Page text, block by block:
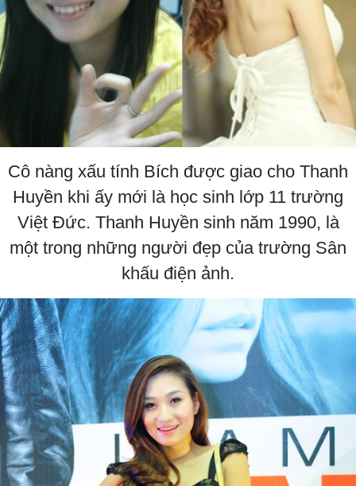
Cô nàng xấu tính Bích được giao cho Thanh
Huyền khi ấy mới là học sinh lớp 11 trường
Việt Đức. Thanh Huyền sinh năm 1990, là
một trong những người đẹp của trường Sân
khấu điện ảnh.